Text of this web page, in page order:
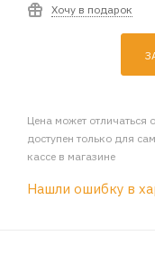
Хочу в подарок
Цена может отличаться
доступен только для
кассе в магазине
Нашли ошибку в